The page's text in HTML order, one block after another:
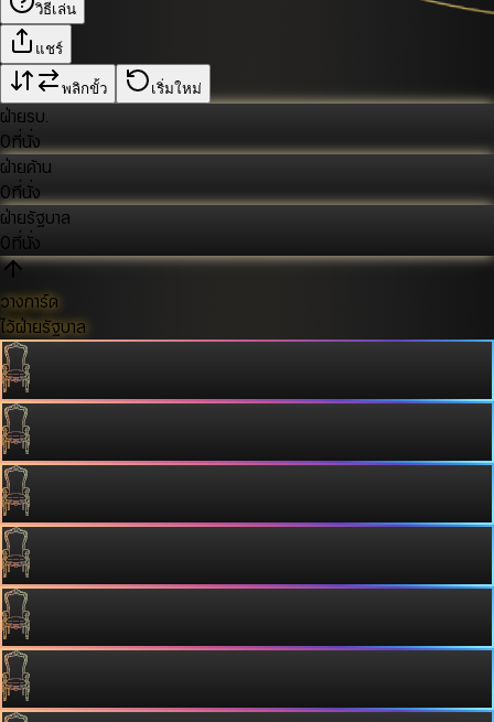
วิธีเล่น
แชร์
พลิกขั้ว เริ่มใหม่
ฝ่ายรบ.
0ที่นั่ง
ฝ่ายค้าน
0ที่นั่ง
ฝ่ายรัฐบาล
0ที่นั่ง
วางการ์ด
ไว้ฝ่ายรัฐบาล